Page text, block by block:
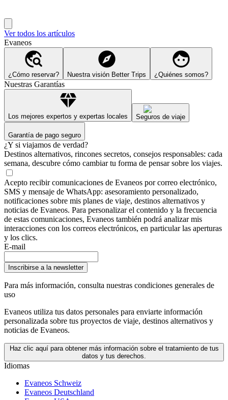
Ver todos los artículos
Evaneos
¿Cómo reservar? Nuestra visión Better Trips ¿Quiénes somos?
Nuestras Garantías
Los mejores expertos y expertas locales Seguros de viaje
Garantía de pago seguro
¿Y si viajamos de verdad?
Destinos alternativos, rincones secretos, consejos responsables: cada
semana, descubre cómo cambiar tu forma de pensar sobre los viajes.
Acepto recibir comunicaciones de Evaneos por correo electrónico,
SMS y mensaje de WhatsApp: asesoramiento personalizado,
notificaciones sobre mis planes de viaje, destinos alternativos y
noticias de Evaneos. Para personalizar el contenido y la frecuencia
de estas comunicaciones, Evaneos también podrá analizar mis
interacciones con los correos electrónicos, en particular las aperturas
y los clics.
E-mail
Inscribirse a la newsletter
Para más información, consulta nuestras condiciones generales de
uso
Evaneos utiliza tus datos personales para enviarte información
personalizada sobre tus proyectos de viaje, destinos alternativos y
noticias de Evaneos.
Haz clic aquí para obtener más información sobre el tratamiento de tus
datos y tus derechos.
Idiomas
Evaneos Schweiz
Evaneos Deutschland